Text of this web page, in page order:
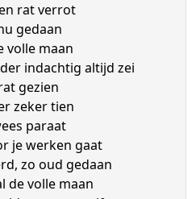
rat verrot
gedaan
volle maan
indachtig altijd zei
gezien
zeker tien
paraat
je werken gaat
zo oud gedaan
de volle maan